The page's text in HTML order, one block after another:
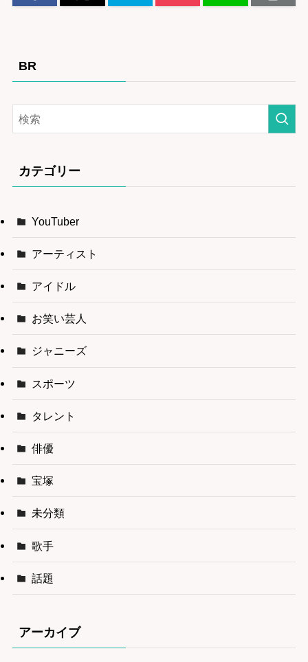
BR
カテゴリー
YouTuber
アーティスト
アイドル
お笑い芸人
ジャニーズ
スポーツ
タレント
俳優
宝塚
未分類
歌手
話題
アーカイブ